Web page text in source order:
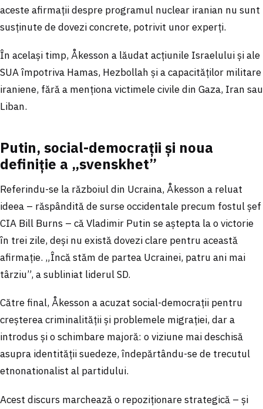
aceste afirmații despre programul nuclear iranian nu sunt
susținute de dovezi concrete, potrivit unor experți.
În același timp, Åkesson a lăudat acțiunile Israelului și ale
SUA împotriva Hamas, Hezbollah și a capacităților militare
iraniene, fără a menționa victimele civile din Gaza, Iran sau
Liban.
Putin, social-democrații și noua
definiție a „svenskhet”
Referindu-se la războiul din Ucraina, Åkesson a reluat
ideea – răspândită de surse occidentale precum fostul șef
CIA Bill Burns – că Vladimir Putin se aștepta la o victorie
în trei zile, deși nu există dovezi clare pentru această
afirmație. „Încă stăm de partea Ucrainei, patru ani mai
târziu”, a subliniat liderul SD.
Către final, Åkesson a acuzat social-democrații pentru
creșterea criminalității și problemele migrației, dar a
introdus și o schimbare majoră: o viziune mai deschisă
asupra identității suedeze, îndepărtându-se de trecutul
etnonationalist al partidului.
Acest discurs marchează o repoziționare strategică – și